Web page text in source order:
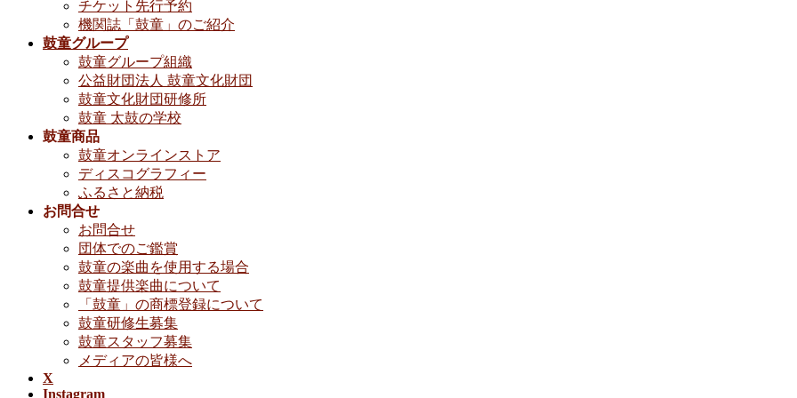
チケット先行予約
機関誌「鼓童」のご紹介
鼓童グループ
鼓童グループ組織
公益財団法人 鼓童文化財団
鼓童文化財団研修所
鼓童 太鼓の学校
鼓童商品
鼓童オンラインストア
ディスコグラフィー
ふるさと納税
お問合せ
お問合せ
団体でのご鑑賞
鼓童の楽曲を使用する場合
鼓童提供楽曲について
「鼓童」の商標登録について
鼓童研修生募集
鼓童スタッフ募集
メディアの皆様へ
X
Instagram